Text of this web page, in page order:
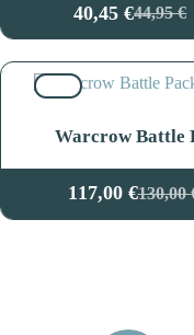
44,95€
El
precio
original
era:
40,45€El
precio
actual
es:
Warcrow Battle
130,00
El
precio
117,00 €El
precio